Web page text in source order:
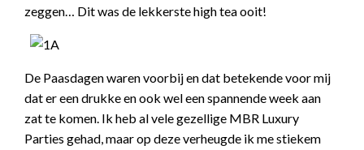
zeggen… Dit was de lekkerste high tea ooit!
De Paasdagen waren voorbij en dat betekende voor mij
dat er een drukke en ook wel een spannende week aan
zat te komen. Ik heb al vele gezellige MBR Luxury
Parties gehad, maar op deze verheugde ik me stiekem